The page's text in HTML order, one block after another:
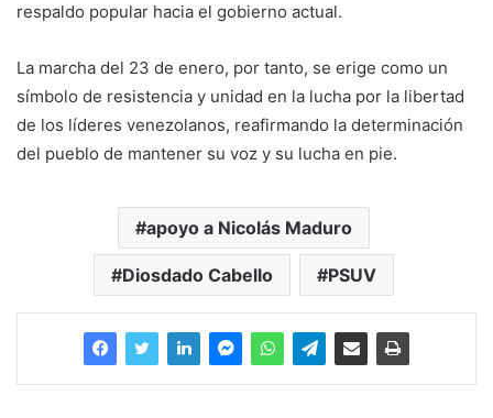
respaldo popular hacia el gobierno actual.
La marcha del 23 de enero, por tanto, se erige como un
símbolo de resistencia y unidad en la lucha por la libertad
de los líderes venezolanos, reafirmando la determinación
del pueblo de mantener su voz y su lucha en pie.
apoyo a Nicolás Maduro
Diosdado Cabello PSUV